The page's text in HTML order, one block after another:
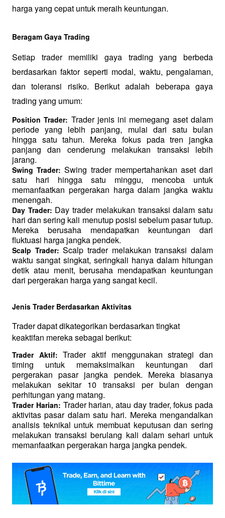
harga yang cepat untuk meraih keuntungan.
Beragam Gaya Trading
Setiap trader memiliki gaya trading yang berbeda
berdasarkan faktor seperti modal, waktu, pengalaman,
dan toleransi risiko. Berikut adalah beberapa gaya
trading yang umum:
Position Trader: Trader jenis ini memegang aset dalam
periode yang lebih panjang, mulai dari satu bulan
hingga satu tahun. Mereka fokus pada tren jangka
panjang dan cenderung melakukan transaksi lebih
jarang.
Swing Trader: Swing trader mempertahankan aset dari
satu hari hingga satu minggu, mencoba untuk
memanfaatkan pergerakan harga dalam jangka waktu
menengah.
Day Trader: Day trader melakukan transaksi dalam satu
hari dan sering kali menutup posisi sebelum pasar tutup.
Mereka berusaha mendapatkan keuntungan dari
fluktuasi harga jangka pendek.
Scalp Trader: Scalp trader melakukan transaksi dalam
waktu sangat singkat, seringkali hanya dalam hitungan
detik atau menit, berusaha mendapatkan keuntungan
dari pergerakan harga yang sangat kecil.
Jenis Trader Berdasarkan Aktivitas
Trader dapat dikategorikan berdasarkan tingkat
keaktifan mereka sebagai berikut:
Trader Aktif: Trader aktif menggunakan strategi dan
timing untuk memaksimalkan keuntungan dari
pergerakan pasar jangka pendek. Mereka biasanya
melakukan sekitar 10 transaksi per bulan dengan
perhitungan yang matang.
Trader Harian: Trader harian, atau day trader, fokus pada
aktivitas pasar dalam satu hari. Mereka mengandalkan
analisis teknikal untuk membuat keputusan dan sering
melakukan transaksi berulang kali dalam sehari untuk
memanfaatkan pergerakan harga jangka pendek.